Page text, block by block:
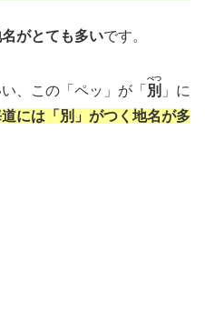
がとても多いです。
い、この「ペッ」が「 別
べつ
」に
には「別」がつく地名が多